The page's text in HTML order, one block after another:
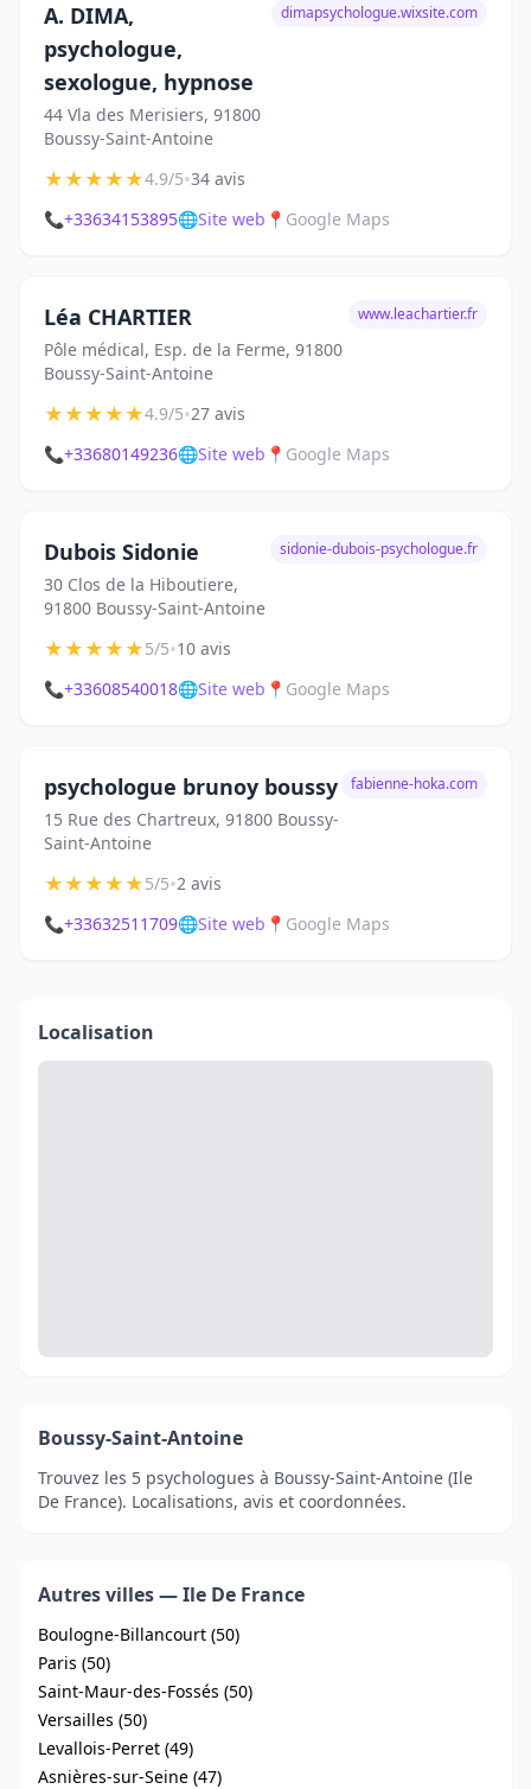
A. DIMA,
psychologue,
sexologue, hypnose
44 Vla des Merisiers, 91800
Boussy-Saint-Antoine
dimapsychologue.wixsite.com
★★★★★4.9/5•34 avis
📞+33634153895🌐Site web 📍 Google Maps
Léa CHARTIER
Pôle médical, Esp. de la Ferme, 91800
Boussy-Saint-Antoine
www.leachartier.fr
★★★★★4.9/5•27 avis
📞+33680149236🌐Site web 📍 Google Maps
Dubois Sidonie
30 Clos de la Hiboutiere,
91800 Boussy-Saint-Antoine
sidonie-dubois-psychologue.fr
★★★★★5/5•10 avis
📞+33608540018🌐Site web 📍 Google Maps
psychologue brunoy boussy
15 Rue des Chartreux, 91800 Boussy-
Saint-Antoine
fabienne-hoka.com
★★★★★5/5•2 avis
📞+33632511709🌐Site web 📍 Google Maps
Localisation
Boussy-Saint-Antoine
Trouvez les 5 psychologues à Boussy-Saint-Antoine (Ile
De France). Localisations, avis et coordonnées.
Autres villes — Ile De France
Boulogne-Billancourt (50)
Paris (50)
Saint-Maur-des-Fossés (50)
Versailles (50)
Levallois-Perret (49)
Asnières-sur-Seine (47)